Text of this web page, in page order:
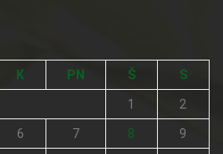
K PN Š S
1 2
6 7 8 9